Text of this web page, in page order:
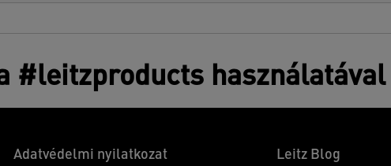
#leitzproducts használatával
Adatvédelmi nyilatkozat Leitz Blog